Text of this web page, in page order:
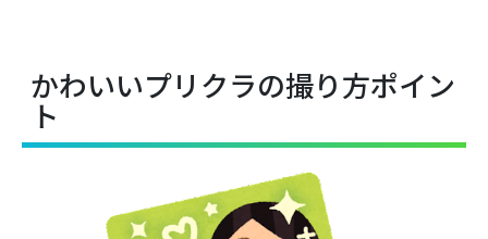
かわいいプリクラの撮り方ポイン
ト